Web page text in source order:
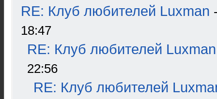
RE: Клуб любителей Luxman
18:47
RE: Клуб любителей Luxman
22:56
RE: Клуб любителей